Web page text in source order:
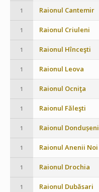
1 Raionul Cantemir
1 Raionul Criuleni
1 Raionul Hînceşti
1 Raionul Leova
1 Raionul Ocniţa
1 Raionul Făleşti
1 Raionul Dondușeni
1 Raionul Anenii Noi
1 Raionul Drochia
1 Raionul Dubăsari